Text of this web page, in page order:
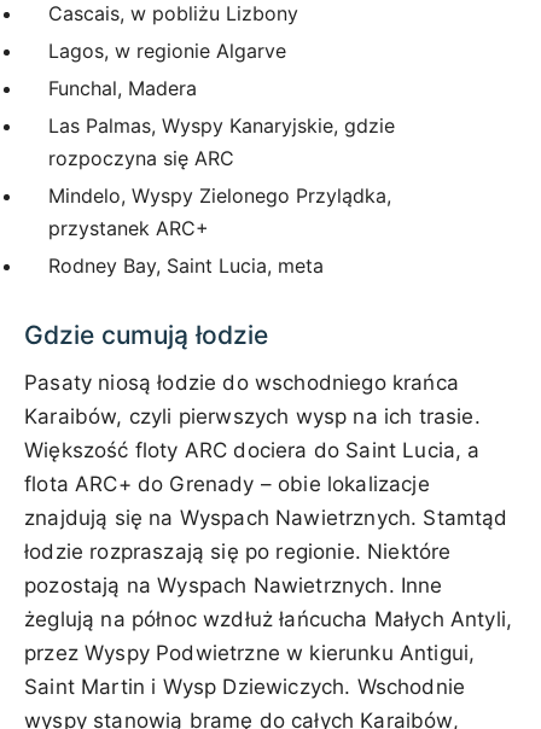
Cascais, w pobliżu Lizbony
Lagos, w regionie Algarve
Funchal, Madera
Las Palmas, Wyspy Kanaryjskie, gdzie
rozpoczyna się ARC
Mindelo, Wyspy Zielonego Przylądka,
przystanek ARC+
Rodney Bay, Saint Lucia, meta
Gdzie cumują łodzie
Pasaty niosą łodzie do wschodniego krańca
Karaibów, czyli pierwszych wysp na ich trasie.
Większość floty ARC dociera do Saint Lucia, a
flota ARC+ do Grenady – obie lokalizacje
znajdują się na Wyspach Nawietrznych. Stamtąd
łodzie rozpraszają się po regionie. Niektóre
pozostają na Wyspach Nawietrznych. Inne
żeglują na północ wzdłuż łańcucha Małych Antyli,
przez Wyspy Podwietrzne w kierunku Antigui,
Saint Martin i Wysp Dziewiczych. Wschodnie
wyspy stanowią bramę do całych Karaibów,